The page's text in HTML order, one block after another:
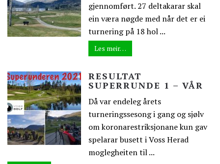
gjennomført. 27 deltakarar skal
ein væra nøgde med når det er ei
turnering på 18 hol ...
Les meir…
RESULTAT
SUPERRUNDE 1 – VÅR
Då var endeleg årets
turneringssesong i gang og sjølv
om koronarestriksjonane kun gav
spelarar busett i Voss Herad
moglegheiten til ...